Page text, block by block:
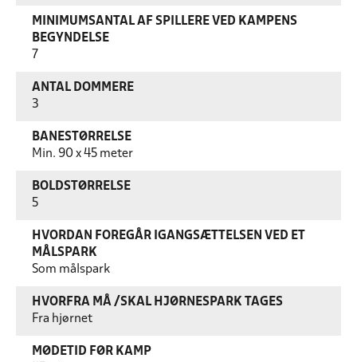
MINIMUMSANTAL AF SPILLERE VED KAMPENS
BEGYNDELSE
7
ANTAL DOMMERE
3
BANESTØRRELSE
Min. 90 x 45 meter
BOLDSTØRRELSE
5
HVORDAN FOREGÅR IGANGSÆTTELSEN VED ET
MÅLSPARK
Som målspark
HVORFRA MÅ /SKAL HJØRNESPARK TAGES
Fra hjørnet
MØDETID FØR KAMP